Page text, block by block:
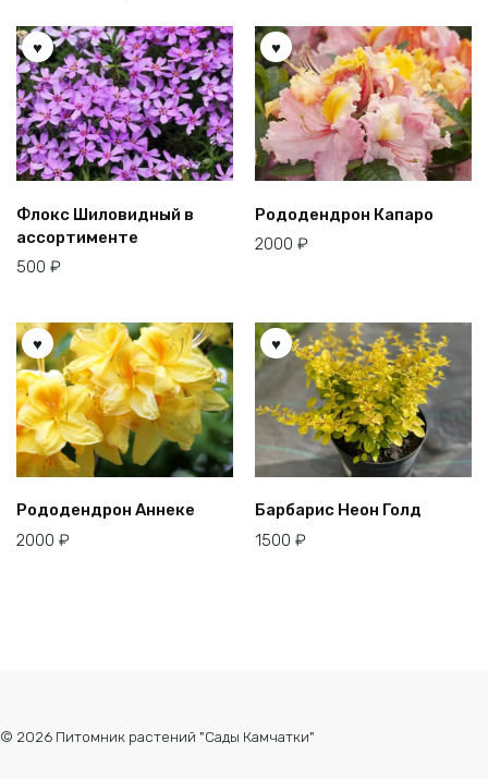
Флокс Шиловидный в
ассортименте
500 ₽
Рододендрон Капаро
2000 ₽
Рододендрон Аннеке
2000 ₽
Барбарис Неон Голд
1500 ₽
© 2026 Питомник растений "Сады Камчатки"